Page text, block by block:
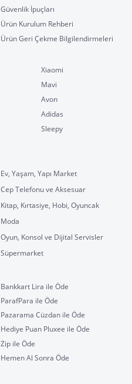
Güvenlik İpuçları
Ürün Kurulum Rehberi
Ürün Geri Çekme Bilgilendirmeleri
Xiaomi
Mavi
Avon
Adidas
Sleepy
Ev, Yaşam, Yapı Market
Cep Telefonu ve Aksesuar
Kitap, Kırtasiye, Hobi, Oyuncak
Moda
Oyun, Konsol ve Dijital Servisler
Süpermarket
Bankkart Lira ile Öde
ParafPara ile Öde
Pazarama Cüzdan ile Öde
Hediye Puan Pluxee ile Öde
Zip ile Öde
Hemen Al Sonra Öde